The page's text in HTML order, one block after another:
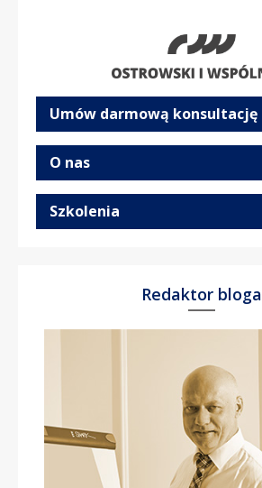
Umów darmową konsultację
O nas
Szkolenia
Redaktor bloga